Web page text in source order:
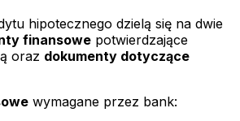
hipotecznego dzielą się na dwie
finansowe potwierdzające
oraz dokumenty dotyczące
wymagane przez bank: